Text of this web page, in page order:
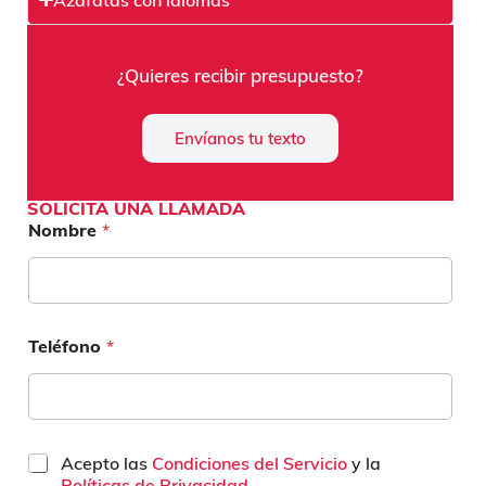
¿Quieres recibir presupuesto?
Envíanos tu texto
SOLICITA UNA LLAMADA
Nombre *
Teléfono *
C
Acepto las Condiciones del Servicio y la